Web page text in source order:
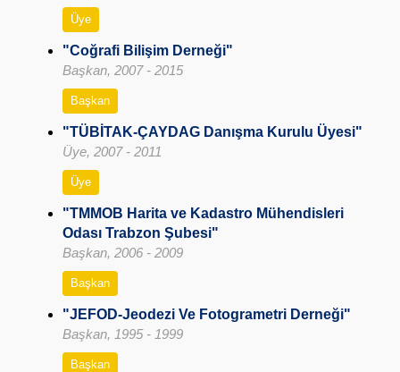
Üye
"Coğrafi Bilişim Derneği"
Başkan, 2007 - 2015
Başkan
"TÜBİTAK-ÇAYDAG Danışma Kurulu Üyesi"
Üye, 2007 - 2011
Üye
"TMMOB Harita ve Kadastro Mühendisleri
Odası Trabzon Şubesi"
Başkan, 2006 - 2009
Başkan
"JEFOD-Jeodezi Ve Fotogrametri Derneği"
Başkan, 1995 - 1999
Başkan